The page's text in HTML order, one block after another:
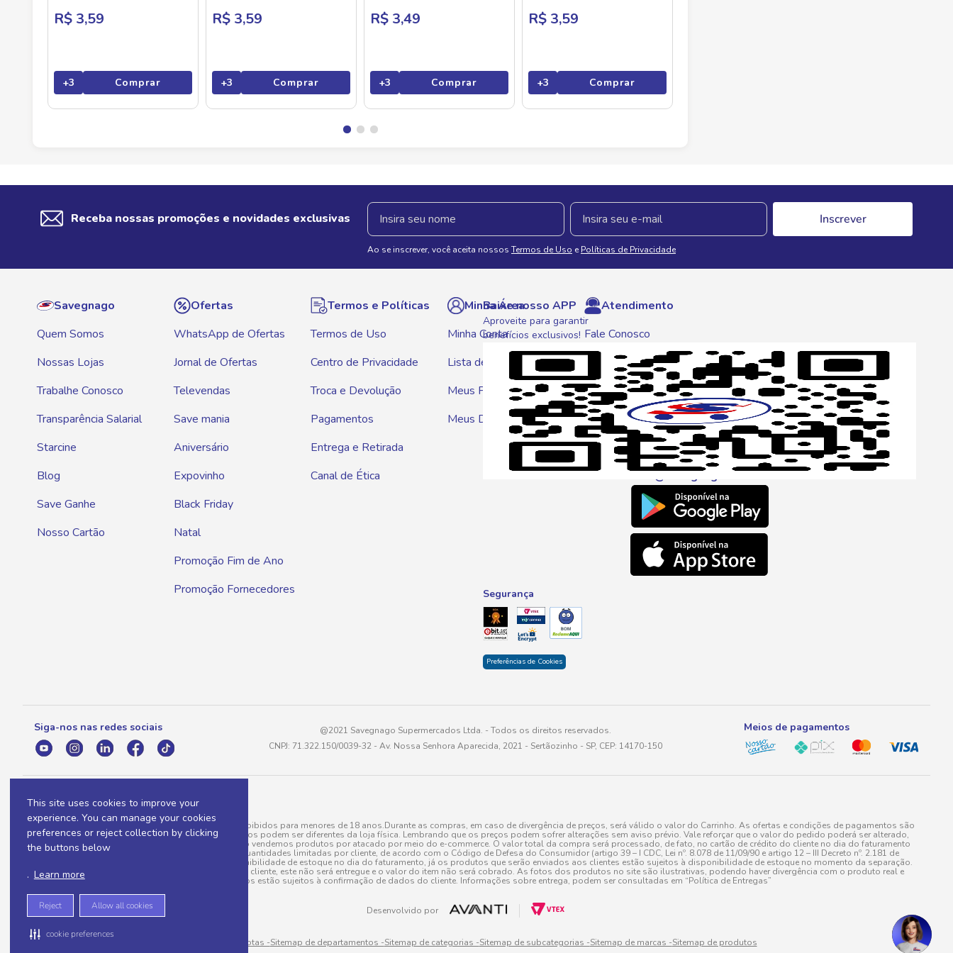
This site uses cookies to improve your
experience. You can manage your cookies
preferences or reject collection by clicking
the buttons below
. Learn more
Reject Allow all cookies
cookie preferences
R$ 3,59
+3 Comprar
R$ 3,59
+3 Comprar
R$ 3,49
+3 Comprar
R$ 3,59
+3 Comprar
Receba nossas promoções e novidades exclusivas Inscrever
Ao se inscrever, você aceita nossos Termos de Uso e Políticas de Privacidade
Savegnago
Quem Somos
Nossas Lojas
Trabalhe Conosco
Transparência Salarial
Starcine
Blog
Save Ganhe
Nosso Cartão
Ofertas
WhatsApp de Ofertas
Jornal de Ofertas
Televendas
Save mania
Aniversário
Expovinho
Black Friday
Natal
Promoção Fim de Ano
Promoção Fornecedores
Termos e Políticas
Termos de Uso
Centro de Privacidade
Troca e Devolução
Pagamentos
Entrega e Retirada
Canal de Ética
Minha Área
Minha Conta
Lista de Compras
Meus Pedidos
Meus Descontos
Atendimento
Fale Conosco
WhatsApp
Telefone
0800 016 6680
E-mail
atendimento@savegnago.com.br
Baixe nosso APP
Aproveite para garantir
benefícios exclusivos!
Segurança
Preferências de Cookies
Siga-nos nas redes sociais
@2021 Savegnago Supermercados Ltda. - Todos os direitos reservados.
CNPJ: 71.322.150/0039-32 - Av. Nossa Senhora Aparecida, 2021 - Sertãozinho - SP, CEP: 14170-150
Meios de pagamentos
A venda e o consumo de bebidas alcoólicas são proibidos para menores de 18 anos.Durante as compras, em caso de divergência de preços, será válido o valor do Carrinho. As ofertas e condições de pagamentos são
válidas para a loja eletrônica, sendo que seus preços podem ser diferentes da loja física. Lembrando que os preços podem sofrer alterações sem aviso prévio. Vale reforçar que o valor do pedido poderá ser alterado,
para menos, por conta de produtos variáveis; e não vendemos produtos por atacado por meio do e-commerce. O valor total da compra será processado, de fato, no cartão de crédito do cliente no dia do faturamento
do pedido. Produtos em promoção possuem quantidades limitadas por cliente, de acordo com o Código de Defesa do Consumidor (artigo 39 – I CDC, Lei nº. 8.078 de 11/09/90 e artigo 12 – III Decreto nº. 2.181 de
20/03/97). A venda está diretamente ligada à disponibilidade de estoque no dia do faturamento, já os produtos que serão enviados aos clientes estão sujeitos à disponibilidade de estoque no momento da separação.
Caso algum produto venha a faltar no pedido do cliente, este não será entregue e o valor do item não será cobrado. As fotos dos produtos no site são ilustrativas, podendo haver divergência com o produto real e
todos os pedidos estão sujeitos à confirmação de dados do cliente. Informações sobre entrega, podem ser consultadas em “Política de Entregas”
Desenvolvido por
Sitemap de rotas -Sitemap de departamentos -Sitemap de categorias -Sitemap de subcategorias -Sitemap de marcas -Sitemap de produtos